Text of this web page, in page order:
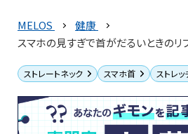
MELOS
健康
スマホの見すぎで首がだるいときのリ
ストレートネック スマホ首 ストレッ